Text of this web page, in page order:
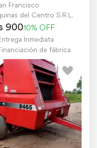
Francisco
del Centro S.R.L.
90010% OFF
Inmediata
de fábrica